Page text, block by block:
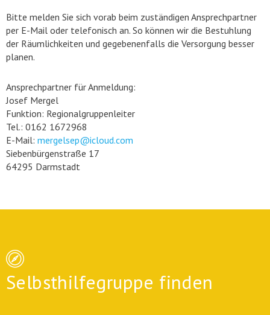
Bitte melden Sie sich vorab beim zuständigen Ansprechpartner
per E-Mail oder telefonisch an. So können wir die Bestuhlung
der Räumlichkeiten und gegebenenfalls die Versorgung besser
planen.
Ansprechpartner für Anmeldung:
Josef Mergel
Funktion: Regionalgruppenleiter
Tel.: 0162 1672968
E-Mail: mergelsep@icloud.com
Siebenbürgenstraße 17
64295 Darmstadt
Selbsthilfegruppe finden